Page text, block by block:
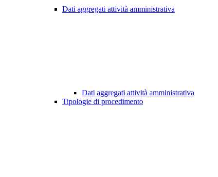
Dati aggregati attività amministrativa
Dati aggregati attività amministrativa
Tipologie di procedimento